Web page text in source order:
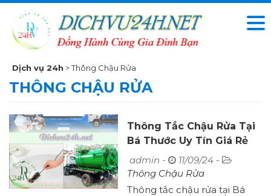
Dịch vụ 24h >Thông Chậu Rửa
THÔNG CHẬU RỬA
Thông Tắc Chậu Rửa Tại
Bá Thước Uy Tín Giá Rẻ
Chỉ 90K
admin -
11/09/24 -
Thông Chậu Rửa
Thông tắc chậu rửa tại Bá